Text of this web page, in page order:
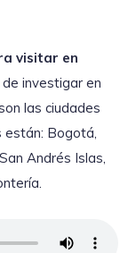
visitar en
investigar en
las ciudades
Bogotá,
Andrés Islas,